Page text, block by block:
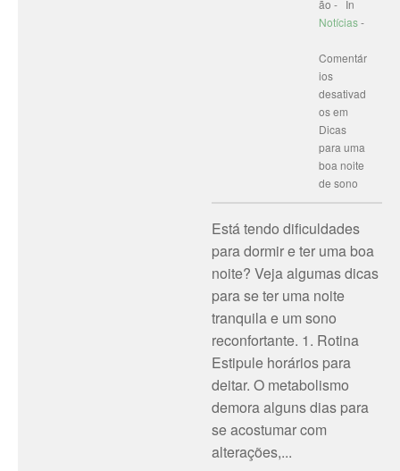
ão - In
Notícias-
Comentár
ios
desativad
osem
Dicas
para uma
boa noite
de sono
Está tendo dificuldades
para dormir e ter uma boa
noite? Veja algumas dicas
para se ter uma noite
tranquila e um sono
reconfortante. 1. Rotina
Estipule horários para
deitar. O metabolismo
demora alguns dias para
se acostumar com
alterações,...